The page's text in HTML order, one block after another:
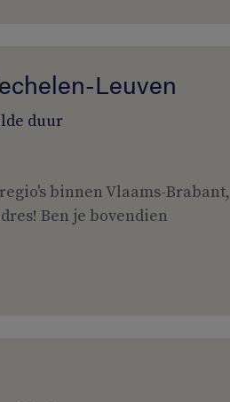
Leuven
duur
binnen Vlaams-Brabant,
Ben je bovendien